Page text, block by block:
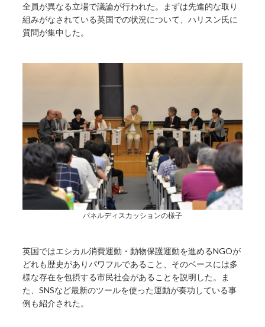
全員が異なる立場で議論が行われた。まずは先進的な取り
組みがなされている英国での状況について、ハリスン氏に
質問が集中した。
パネルディスカッションの様子
英国ではエシカル消費運動・動物保護運動を進めるNGOが
どれも歴史がありパワフルであること、そのベースには多
様な存在を包摂する市民社会があることを説明した。ま
た、SNSなど最新のツールを使った運動が奏功している事
例も紹介された。